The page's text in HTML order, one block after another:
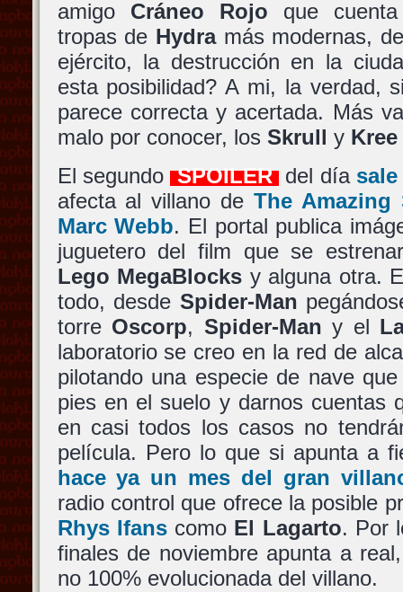
amigo Cráneo Rojo que
tropas de Hydramás modernas,
ejército, la destrucción en la
esta posibilidad? A mi, la verdad,
parece correcta y acertada. Más
malo por conocer, los Skrull y Kree
El segundoSPOILERdel día
afecta al villano deThe Amazing
Marc Webb. El portal publica
juguetero del film que se
Lego MegaBlocks y alguna otra.
todo, desde Spider-Man
torre Oscorp, Spider-Man y el
laboratorio se creo en la red de
pilotando una especie de nave
pies en el suelo y darnos cuentas
en casi todos los casos no
película. Pero lo que si apunta a
hace ya un mes del gran
radio control que ofrece la posible
Rhys Ifanscomo El Lagarto. Por
finales de noviembre apunta a
no 100% evolucionada del villano.